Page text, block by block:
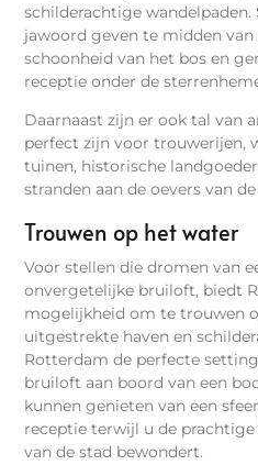
schilderachtige
jawoord geven te midden
schoonheid van het bos en
receptie onder de
Daarnaast zijn er ook tal van
perfect zijn voor trouwerijen,
tuinen, historische
stranden aan de oevers van de
Trouwen op het water
Voor stellen die dromen van
onvergetelijke bruiloft, biedt
mogelijkheid om te trouwen
uitgestrekte haven en
Rotterdam de perfecte
bruiloft aan boord van een
kunnen genieten van een
receptie terwijl u de
van de stad bewondert.